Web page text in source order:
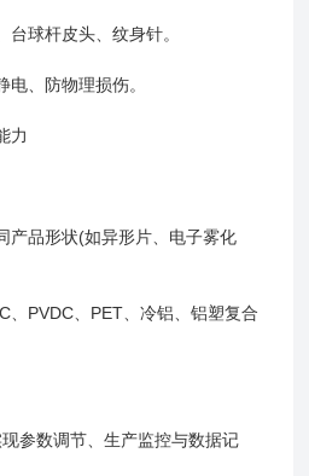
球杆皮头、纹身针。
、防物理损伤。
力
品形状(如异形片、电子雾化
PVDC、PET、冷铝、铝塑复合
数调节、生产监控与数据记